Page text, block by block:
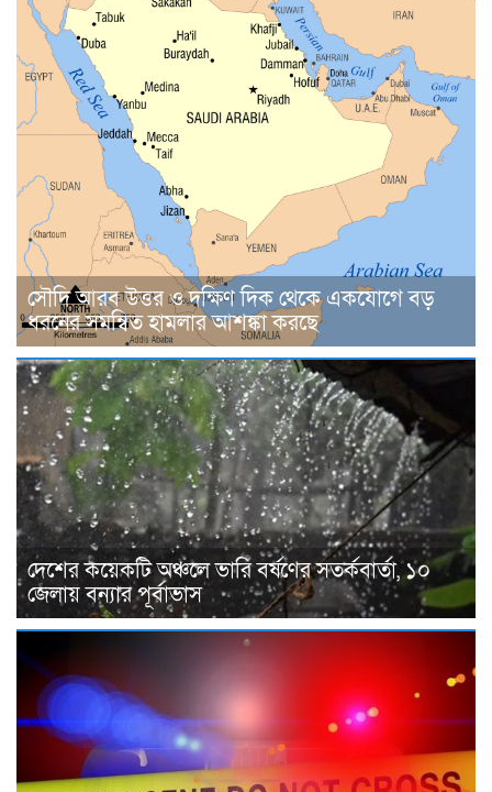
সৌদি আরব উত্তর ও দক্ষিণ দিক থেকে একযোগে বড়
ধরনের সমন্বিত হামলার আশঙ্কা করছে
দেশের কয়েকটি অঞ্চলে ভারি বর্ষণের সতর্কবার্তা, ১০
জেলায় বন্যার পূর্বাভাস